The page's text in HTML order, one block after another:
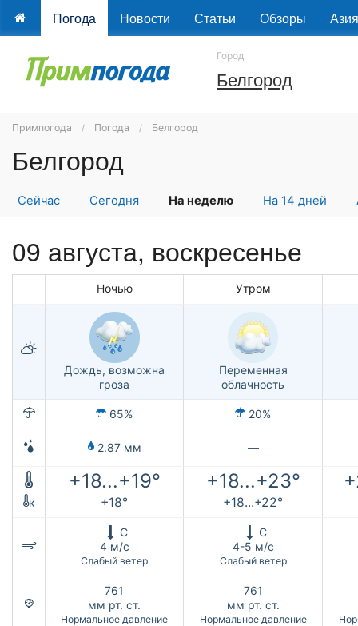
Погода Новости Статьи Обзоры Азия
Город
Белгород
Примпогода Погода Белгород
Белгород
Сейчас Сегодня На неделю На 14 дней
09 августа, воскресенье
Ночью Утром
Дождь, возможна
гроза
Переменная
облачность
65% 20%
2.87 мм —
+18...+19° +18...+23°
к +18° +18...+22°
С
4 м/с
Слабый ветер
С
4-5 м/с
Слабый ветер
761
мм рт. ст.
Нормальное давление
761
мм рт. ст.
Нормальное давление